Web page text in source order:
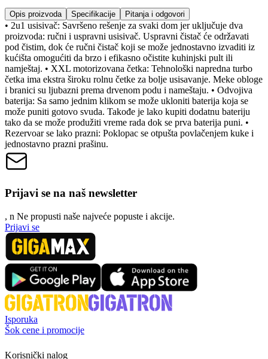
Opis proizvoda Specifikacije Pitanja i odgovori
• 2u1 usisivač: Savršeno rešenje za svaki dom jer uključuje dva
proizvoda: ručni i uspravni usisivač. Uspravni čistač će održavati
pod čistim, dok će ručni čistač koji se može jednostavno izvaditi iz
kućišta omogućiti da brzo i efikasno očistite kuhinjski pult ili
namještaj. • XXL motorizovana četka: Tehnološki napredna turbo
četka ima ekstra široku rolnu četke za bolje usisavanje. Meke obloge
i branici su ljubazni prema drvenom podu i nameštaju. • Odvojiva
baterija: Sa samo jednim klikom se može ukloniti baterija koja se
može puniti gotovo svuda. Takođe je lako kupiti dodatnu bateriju
tako da se može produžiti vreme rada dok se prva baterija puni. •
Rezervoar se lako prazni: Poklopac se otpušta povlačenjem kuke i
jednostavno prazni prašinu.
Prijavi se na naš newsletter
, n Ne propusti naše najveće popuste i akcije.
Prijavi se
Isporuka
Šok cene i promocije
Korisnički nalog